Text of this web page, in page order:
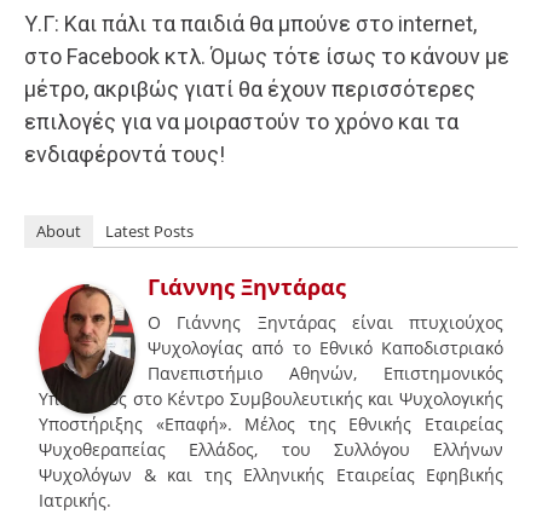
Υ.Γ: Και πάλι τα παιδιά θα μπούνε στο internet,
στο Facebook κτλ. Όμως τότε ίσως το κάνουν με
μέτρο, ακριβώς γιατί θα έχουν περισσότερες
επιλογές για να μοιραστούν το χρόνο και τα
ενδιαφέροντά τους!
About Latest Posts
Γιάννης Ξηντάρας
Ο Γιάννης Ξηντάρας είναι πτυχιούχος
Ψυχολογίας από το Εθνικό Καποδιστριακό
Πανεπιστήμιο Αθηνών, Επιστημονικός
Υπεύθυνος στο Κέντρο Συμβουλευτικής και Ψυχολογικής
Υποστήριξης «Επαφή». Μέλος της Εθνικής Εταιρείας
Ψυχοθεραπείας Ελλάδος, του Συλλόγου Ελλήνων
Ψυχολόγων & και της Ελληνικής Εταιρείας Εφηβικής
Ιατρικής.